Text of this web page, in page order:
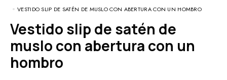
VESTIDO SLIP DE SATÉN DE MUSLO CON ABERTURA CON UN HOMBRO
Vestido slip de satén de
muslo con abertura con un
hombro